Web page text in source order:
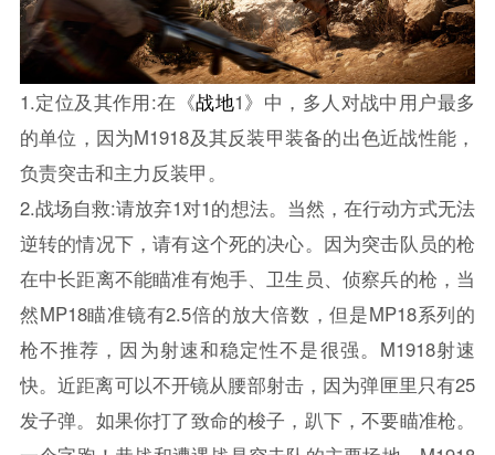
1.定位及其作用:在《战地1》中，多人对战中用户最多
的单位，因为M1918及其反装甲装备的出色近战性能，
负责突击和主力反装甲。
2.战场自救:请放弃1对1的想法。当然，在行动方式无法
逆转的情况下，请有这个死的决心。因为突击队员的枪
在中长距离不能瞄准有炮手、卫生员、侦察兵的枪，当
然MP18瞄准镜有2.5倍的放大倍数，但是MP18系列的
枪不推荐，因为射速和稳定性不是很强。M1918射速
快。近距离可以不开镜从腰部射击，因为弹匣里只有25
发子弹。如果你打了致命的梭子，趴下，不要瞄准枪。